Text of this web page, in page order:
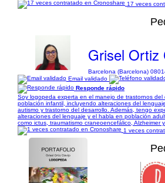
17 veces
Grisel Ortiz
Barcelona (Barcelona)
Email validado
Responde rápido
Soy logopeda experta en el manejo de trastornos del
población infantil, incluyendo alteraciones del
autismo y trastorno del desarrollo. Además, tengo
alteraciones del lenguaje y el habla en población
como ictus, traumatismo craneoencefálico, Alzheimer
1 veces